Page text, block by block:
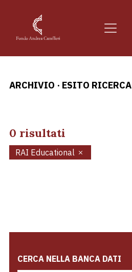
ARCHIVIO · ESITO RICERCA
0 risultati
RAI Educational
CERCA NELLA BANCA DATI